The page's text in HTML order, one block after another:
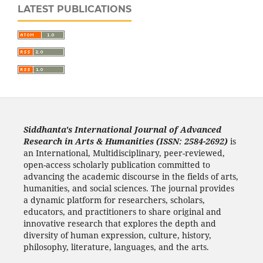
LATEST PUBLICATIONS
Siddhanta's International Journal of Advanced
Research in Arts & Humanities (ISSN: 2584-2692)is
an International, Multidisciplinary, peer-reviewed,
open-access scholarly publication committed to
advancing the academic discourse in the fields of arts,
humanities, and social sciences. The journal provides
a dynamic platform for researchers, scholars,
educators, and practitioners to share original and
innovative research that explores the depth and
diversity of human expression, culture, history,
philosophy, literature, languages, and the arts.